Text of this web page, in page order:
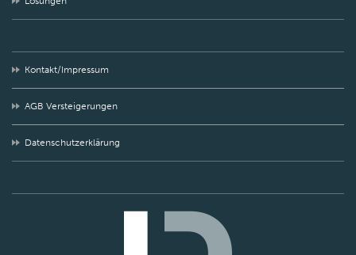
Kontakt/Impressum
AGB Versteigerungen
Datenschutzerklärung